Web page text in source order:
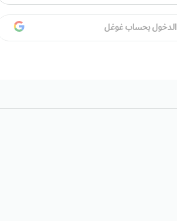
الدخول بحساب غوغل